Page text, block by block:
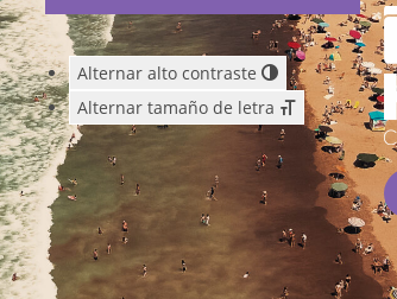
Alternar alto contraste
Alternar tamaño de letra